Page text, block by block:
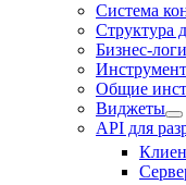
Система
Структура
Бизнес-
Общие
Виджеты
API для